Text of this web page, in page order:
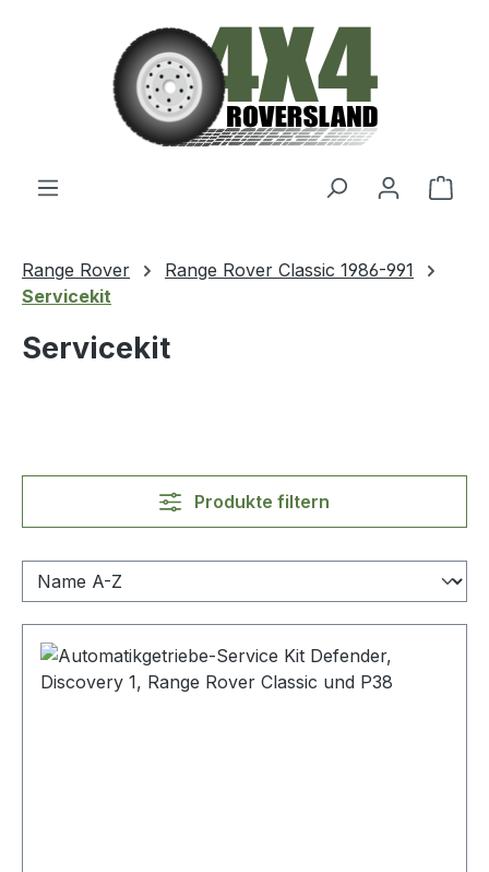
Zum Hauptinhalt springen
Range Rover
Range Rover Classic 1986-991
Servicekit
Servicekit
Produkte filtern